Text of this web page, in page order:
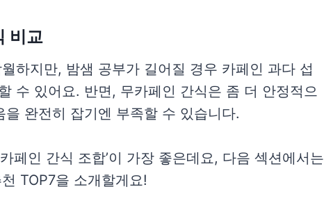
비교
하지만, 밤샘 공부가 길어질 경우 카페인 과다 섭
수 있어요. 반면, 무카페인 간식은 좀 더 안정적으
완전히 잡기엔 부족할 수 있습니다.
페인 간식 조합’이 가장 좋은데요, 다음 섹션에서는
TOP7을 소개할게요!